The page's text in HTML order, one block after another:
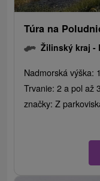
Túra na
Žilinský kraj -
Nadmorská výška:
Trvanie: 2 a pol až
značky: Z